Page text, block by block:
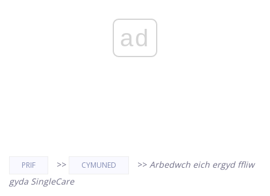
ad
PRIF >> CYMUNED >> Arbedwch eich ergyd ffliw
gyda SingleCare